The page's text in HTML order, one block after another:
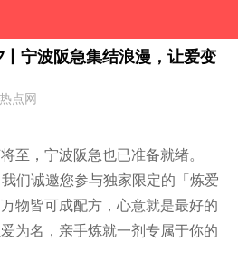
丨宁波阪急集结浪漫，让爱变
点网
至，宁波阪急也已准备就绪。
们诚邀您参与独家限定的「炼爱
物皆可成配方，心意就是最好的
为名，亲手炼就一剂专属于你的